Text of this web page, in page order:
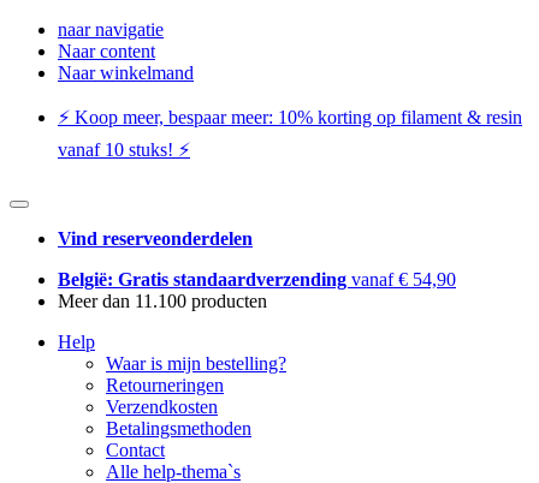
naar navigatie
Naar content
Naar winkelmand
⚡️ Koop meer, bespaar meer: ​​10% korting op filament & resin
vanaf 10 stuks! ⚡️
Vind reserveonderdelen
België: Gratis standaardverzending vanaf € 54,90
Meer dan 11.100 producten
Help
Waar is mijn bestelling?
Retourneringen
Verzendkosten
Betalingsmethoden
Contact
Alle help-thema`s